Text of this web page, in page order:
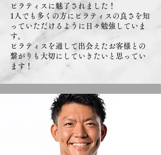
ピラティスに魅了されました！
1人でも多くの方にピラティスの良さを知
っていただけるように日々勉強していま
す。
ピラティスを通して出会えたお客様との
繋がりも大切にしていきたいと思ってい
ます！